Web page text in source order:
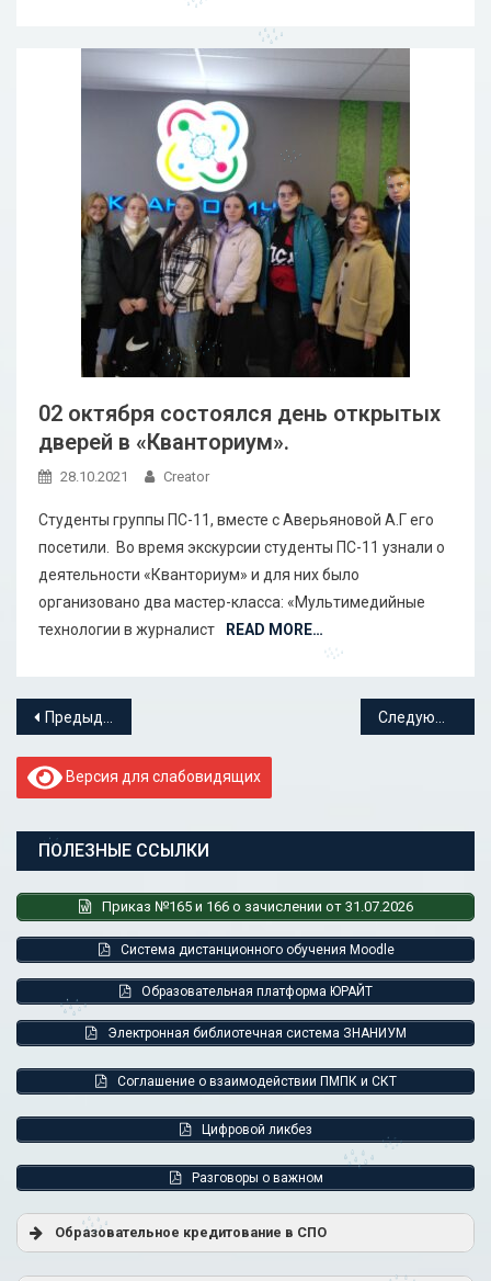
02 октября состоялся день открытых
дверей в «Кванториум».
28.10.2021 Creator
Студенты группы ПС-11, вместе с Аверьяновой А.Г его
посетили. Во время экскурсии студенты ПС-11 узнали о
деятельности «Кванториум» и для них было
организовано два мастер-класса: «Мультимедийные
технологии в журналист
READ MORE…
Навигация по записям
Предыдущие записи
Версия для слабовидящих
ПОЛЕЗНЫЕ ССЫЛКИ
Приказ №165 и 166 о зачислении от 31.07.2026
Система дистанционного обучения Moodle
Образовательная платформа ЮРАЙТ
Электронная библиотечная система ЗНАНИУМ
Соглашение о взаимодействии ПМПК и СКТ
Цифровой ликбез
Разговоры о важном
Образовательное кредитование в СПО